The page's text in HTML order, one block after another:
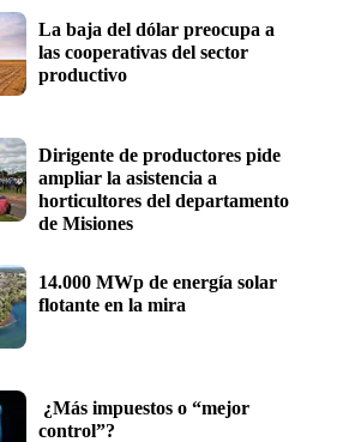
La baja del dólar preocupa a
las cooperativas del sector
Dirigente de productores pide
ampliar la asistencia a
horticultores del departamento
de Misiones
14.000 MWp de energía solar
flotante en la mira
¿Más impuestos o “mejor
control”?